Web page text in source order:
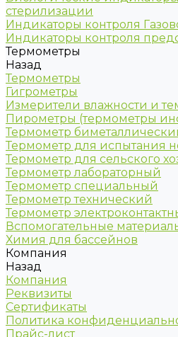
стерилизации
Индикаторы контроля
Индикаторы контроля
Термометры
Назад
Термометры
Гигрометры
Измерители влажности и
Пирометры (термометры
Термометр
Термометр для испытания
Термометр для сельского
Термометр лабораторный
Термометр специальный
Термометр технический
Термометр
Вспомогательные
Химия для бассейнов
Компания
Назад
Компания
Реквизиты
Сертификаты
Политика
Прайс-лист